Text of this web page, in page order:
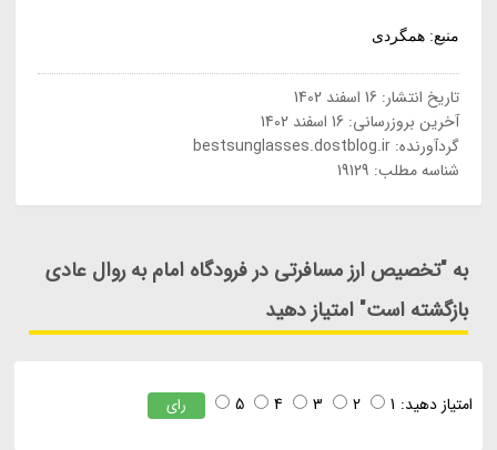
منبع: همگردی
تاریخ انتشار: 16 اسفند 1402
آخرین بروزرسانی: 16 اسفند 1402
گردآورنده:bestsunglasses.dostblog.ir
شناسه مطلب: 19129
به "تخصیص ارز مسافرتی در فرودگاه امام به روال عادی
بازگشته است" امتیاز دهید
امتیاز دهید: 1
2
3
4
5 رای